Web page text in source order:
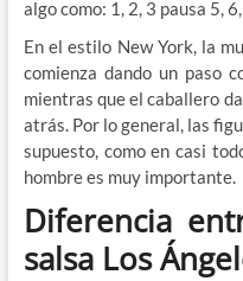
algo como: 1, 2, 3 pausa 5,
En el estilo New York, la
comienza dando un paso
mientras que el caballero
atrás. Por lo general, las
supuesto, como en casi
hombre es muy importante.
Diferencia
salsa Los